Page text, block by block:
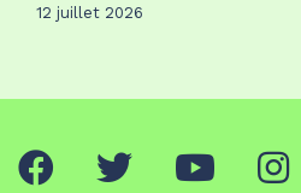
12 juillet 2026